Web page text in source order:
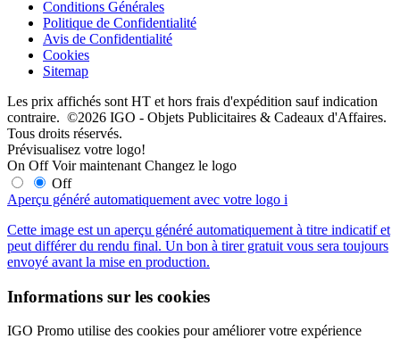
Conditions Générales
Politique de Confidentialité
Avis de Confidentialité
Cookies
Sitemap
Les prix affichés sont HT et hors frais d'expédition sauf indication
contraire. ©2026 IGO - Objets Publicitaires & Cadeaux d'Affaires.
Tous droits réservés.
Prévisualisez votre logo!
On Off Voir maintenant Changez le logo
Off
Aperçu généré automatiquement avec votre logo i
Cette image est un aperçu généré automatiquement à titre indicatif et
peut différer du rendu final. Un bon à tirer gratuit vous sera toujours
envoyé avant la mise en production.
Informations sur les cookies
IGO Promo utilise des cookies pour améliorer votre expérience